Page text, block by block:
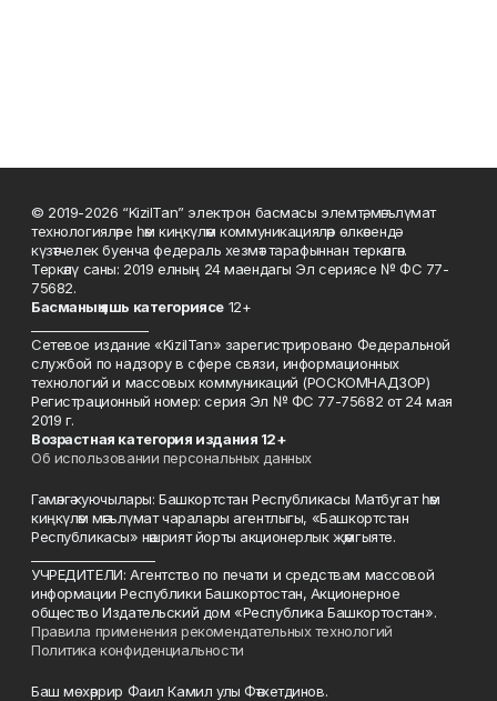
© 2019-2026 “KizilTan” электрон басмасы элемтә, мәгълүмат
технологияләре һәм киңкүләм коммуникацияләр өлкәсендә
күзәтчелек буенча федераль хезмәт тарафыннан теркәлгән.
Теркәлү саны: 2019 елның 24 маендагы Эл сериясе № ФС 77-
75682.
Басманың яшь категориясе12+
Сетевое издание «KizilTan» зарегистрировано Федеральной
службой по надзору в сфере связи, информационных
технологий и массовых коммуникаций (РОСКОМНАДЗОР)
Регистрационный номер: серия Эл № ФС 77-75682 от 24 мая
2019 г.
Возрастная категория издания 12+
Об использовании персональных данных
Гамәлгә куючылары: Башкортстан Республикасы Матбугат һәм
киңкүләм мәгълүмат чаралары агентлыгы, «Башкортстан
Республикасы» нәшрият йорты акционерлык җәмгыяте.
УЧРЕДИТЕЛИ: Агентство по печати и средствам массовой
информации Республики Башкортостан, Акционерное
общество Издательский дом «Республика Башкортостан».
Правила применения рекомендательных технологий
Политика конфиденциальности
Баш мөхәррир Фаил Камил улы Фәтхетдинов.